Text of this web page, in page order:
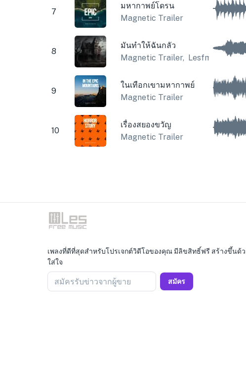
7
มหากาพย์โดรน
Magnetic Trailer
8
มันทำให้ฉันกลัว
Magnetic Trailer, Lesfm
9
ในเทือกเขามหากาพย์
Magnetic Trailer
10
เรื่องสยองขวัญ
Magnetic Trailer
เพลงที่ดีที่สุดสำหรับโปรเจกต์วิดีโอของคุณ มีลิขสิทธิ์ฟรี สร้างขึ้นด้
ใส่ใจ
สมัครรับข่าวจากผู้ขาย สมัคร